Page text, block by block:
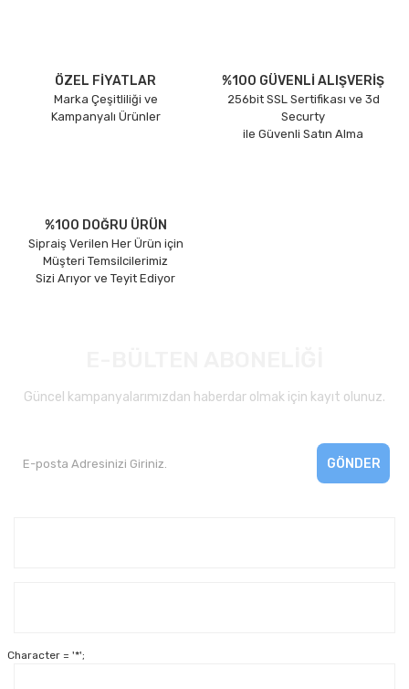
ÖZEL FİYATLAR
Marka Çeşitliliği ve
Kampanyalı Ürünler
%100 GÜVENLİ ALIŞVERİŞ
256bit SSL Sertifikası ve 3d
Securty
ile Güvenli Satın Alma
%100 DOĞRU ÜRÜN
Sipraiş Verilen Her Ürün için
Müşteri Temsilcilerimiz
Sizi Arıyor ve Teyit Ediyor
Güncel kampanyalarımızdan haberdar olmak için kayıt olunuz.
GÖNDER
Character = '*';